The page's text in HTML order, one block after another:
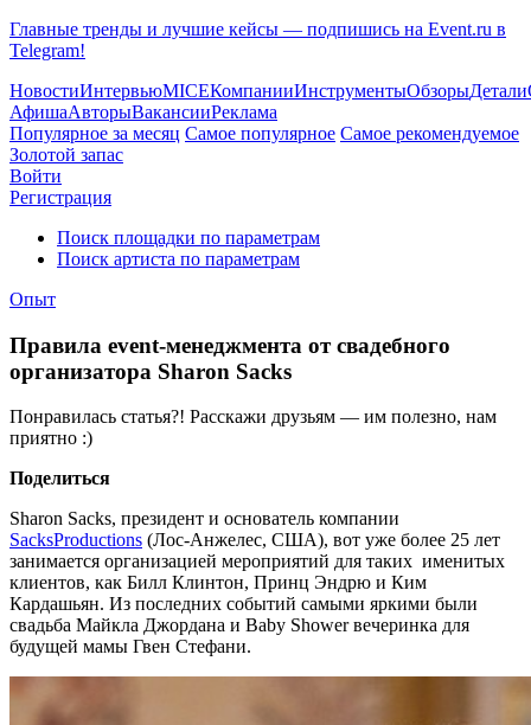
Главные тренды и лучшие кейсы — подпишись на Event.ru в
Telegram!
НовостиИнтервьюMICEКомпанииИнструментыОбзорыДетали
АфишаАвторыВакансииРеклама
Популярное за месяц Самое популярное Самое рекомендуемое
Золотой запас
Войти
Регистрация
Поиск площадки по параметрам
Поиск артиста по параметрам
Опыт
Правила event-менеджмента от свадебного
организатора Sharon Sacks
Понравилась статья?! Расскажи друзьям — им полезно, нам
приятно :)
Поделиться
Sharon Sacks, президент и основатель компании
SacksProductions (Лос-Анжелес, США), вот уже более 25 лет
занимается организацией мероприятий для таких именитых
клиентов, как Билл Клинтон, Принц Эндрю и Ким
Кардашьян. Из последних событий самыми яркими были
свадьба Майкла Джордана и Baby Shower вечеринка для
будущей мамы Гвен Стефани.